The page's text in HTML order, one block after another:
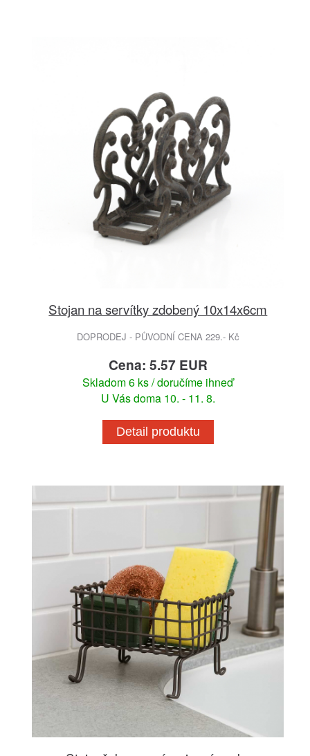
Stojan na servítky zdobený 10x14x6cm
DOPRODEJ - PŮVODNÍ CENA 229.- Kč
Cena: 5.57 EUR
Skladom 6 ks / doručíme ihneď
U Vás doma 10. - 11. 8.
Detail produktu